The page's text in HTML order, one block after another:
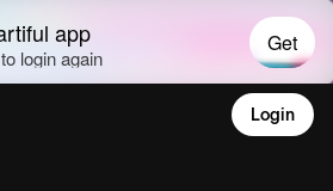
Login